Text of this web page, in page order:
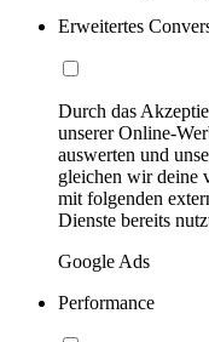
Erweitertes
Durch das
unserer Online-
auswerten und
gleichen wir deine
mit folgenden
Dienste bereits
Google Ads
Performance